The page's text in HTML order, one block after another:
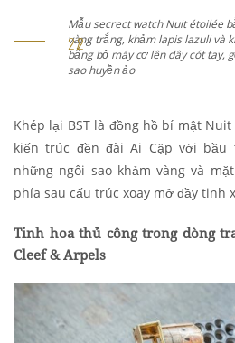
Mẫu secrect watch Nuit étoilée
vàng trắng, khảm lapis lazuli và
bằng bộ máy cơ lên dây cót tay,
sao huyền ảo
Khép lại BST là đồng hồ bí mật
kiến trúc đền đài Ai Cập với
những ngôi sao khảm vàng và
phía sau cấu trúc xoay mở đầy tinh
Tinh hoa thủ công trong dòng
Cleef & Arpels